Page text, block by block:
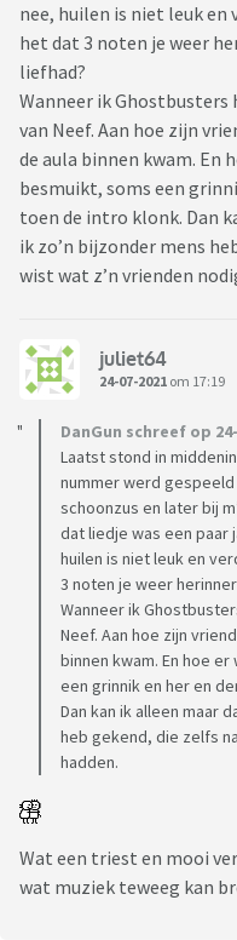
nee, huilen is niet leuk en
het dat 3 noten je weer
liefhad?
Wanneer ik Ghostbusters
van Neef. Aan hoe zijn
de aula binnen kwam. En
besmuikt, soms een
toen de intro klonk. Dan
ik zo’n bijzonder mens
wist wat z’n vrienden
juliet64
24-07-2021 om 17:19
DanGun schreef op
Laatst stond in
nummer werd gespeeld
schoonzus en later bij
dat liedje was een paar
huilen is niet leuk en
3 noten je weer
Wanneer ik
Neef. Aan hoe zijn
binnen kwam. En hoe
een grinnik en her en
Dan kan ik alleen maar
heb gekend, die zelfs
hadden.
Wat een triest en mooi
wat muziek teweeg kan